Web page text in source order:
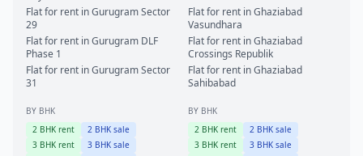
Flat for rent inGurugramSector
29
Flat for rent inGurugram DLF
Phase 1
Flat for rent inGurugramSector
31
BY BHK
2 BHK rent 2 BHK sale
3 BHK rent 3 BHK sale
Flat for rent inGhaziabad
Vasundhara
Flat for rent inGhaziabad
Crossings Republik
Flat for rent inGhaziabad
Sahibabad
BY BHK
2 BHK rent 2 BHK sale
3 BHK rent 3 BHK sale